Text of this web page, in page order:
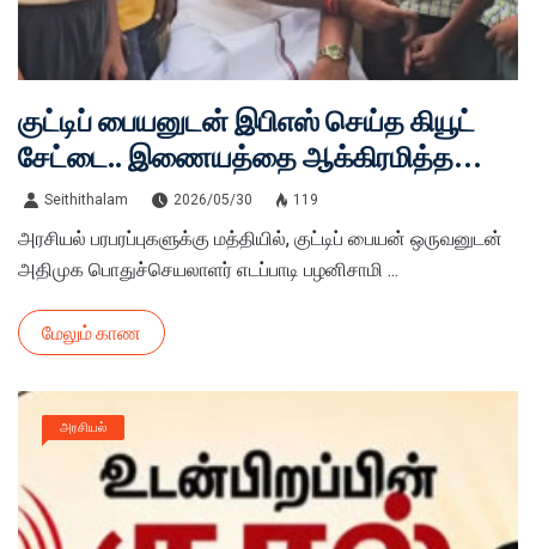
குட்டிப் பையனுடன் இபிஎஸ் செய்த கியூட்
சேட்டை.. இணையத்தை ஆக்கிரமித்த
வைரல் வீடியோ!
Seithithalam 2026/05/30 119
அரசியல் பரபரப்புகளுக்கு மத்தியில், குட்டிப் பையன் ஒருவனுடன்
அதிமுக பொதுச்செயலாளர் எடப்பாடி பழனிசாமி ...
மேலும் காண
அரசியல்